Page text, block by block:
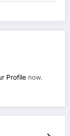
Profile now.